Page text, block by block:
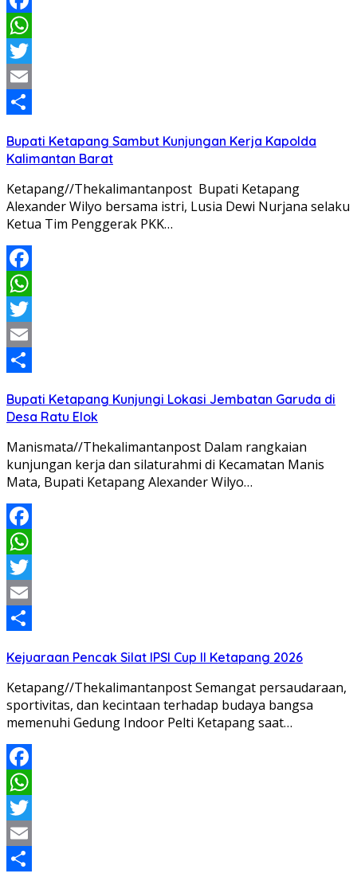
Facebook
WhatsApp
Twitter
Email
Bupati Ketapang Sambut Kunjungan Kerja Kapolda
Kalimantan Barat
Ketapang//Thekalimantanpost Bupati Ketapang
Alexander Wilyo bersama istri, Lusia Dewi Nurjana selaku
Ketua Tim Penggerak PKK…
Facebook
WhatsApp
Twitter
Email
Bupati Ketapang Kunjungi Lokasi Jembatan Garuda di
Desa Ratu Elok
Manismata//Thekalimantanpost Dalam rangkaian
kunjungan kerja dan silaturahmi di Kecamatan Manis
Mata, Bupati Ketapang Alexander Wilyo…
Facebook
WhatsApp
Twitter
Email
Kejuaraan Pencak Silat IPSI Cup II Ketapang 2026
Ketapang//Thekalimantanpost Semangat persaudaraan,
sportivitas, dan kecintaan terhadap budaya bangsa
memenuhi Gedung Indoor Pelti Ketapang saat…
Facebook
WhatsApp
Twitter
Email